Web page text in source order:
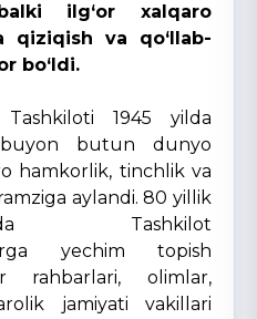
ilg‘or xalqaro
qiziqish va qo‘llab-
bo‘ldi.
1945 yilda
butun dunyo
hamkorlik, tinchlik va
aylandi. 80 yillik
Tashkilot
yechim topish
rahbarlari, olimlar,
jamiyati vakillari